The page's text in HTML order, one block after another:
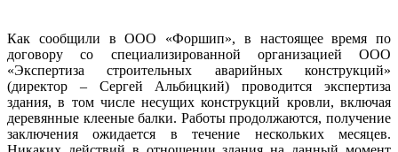
Как сообщили в ООО «Форшип», в настоящее время по
договору со специализированной организацией ООО
«Экспертиза строительных аварийных конструкций»
(директор – Сергей Альбицкий) проводится экспертиза
здания, в том числе несущих конструкций кровли, включая
деревянные клееные балки. Работы продолжаются, получение
заключения ожидается в течение нескольких месяцев.